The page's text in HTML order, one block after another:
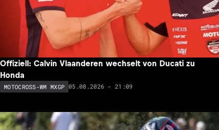
Offiziell: Calvin Vlaanderen wechselt von Ducati zu
Honda
MOTOCROSS-WM MXGP 05.08.2026 - 21:09